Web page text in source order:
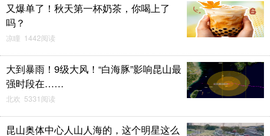
又爆单了！秋天第一杯奶茶，你喝上了
吗？
凉瞳 1442阅读
大到暴雨！9级大风！“白海豚”影响昆山最
强时段在……
北欢 5331阅读
昆山奥体中心人山人海的，这个明星这么